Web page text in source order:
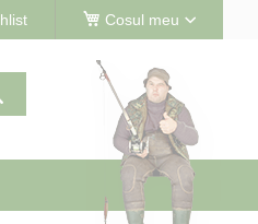
Cosul meu